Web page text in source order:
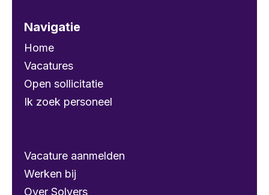
Navigatie
Home
Vacatures
Open sollicitatie
Ik zoek personeel
Vacature aanmelden
Werken bij
Over Solvers